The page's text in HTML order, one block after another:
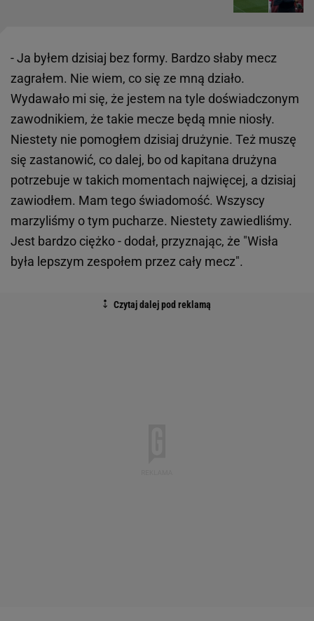
- Ja byłem dzisiaj bez formy. Bardzo słaby mecz
zagrałem. Nie wiem, co się ze mną działo.
Wydawało mi się, że jestem na tyle doświadczonym
zawodnikiem, że takie mecze będą mnie niosły.
Niestety nie pomogłem dzisiaj drużynie. Też muszę
się zastanowić, co dalej, bo od kapitana drużyna
potrzebuje w takich momentach najwięcej, a dzisiaj
zawiodłem. Mam tego świadomość. Wszyscy
marzyliśmy o tym pucharze. Niestety zawiedliśmy.
Jest bardzo ciężko - dodał, przyznając, że "Wisła
była lepszym zespołem przez cały mecz".